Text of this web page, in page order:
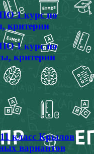
1 курс по
критерии
1 курс по
критерии
класс Крылов
вариантов